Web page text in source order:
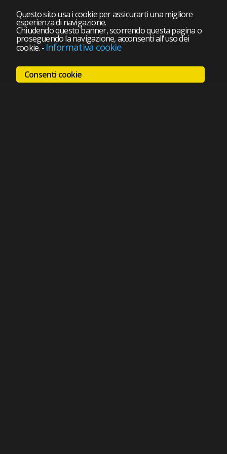
Questo sito usa i cookie per assicurarti una migliore
esperienza di navigazione.
Chiudendo questo banner, scorrendo questa pagina o
proseguendo la navigazione, acconsenti all'uso dei
cookie. - Informativa cookie
Consenti cookie